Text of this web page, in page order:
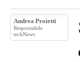
Andrea Proietti
Responsabile
techNews